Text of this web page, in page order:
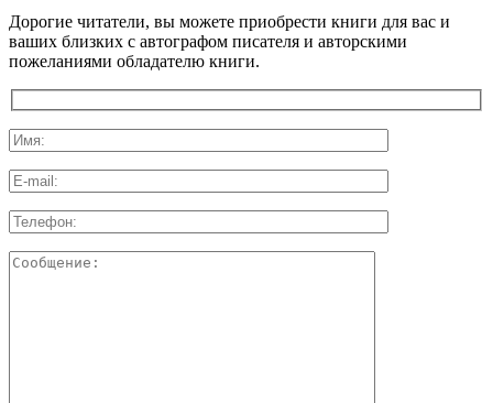
Дорогие читатели, вы можете приобрести книги для вас и
ваших близких с автографом писателя и авторскими
пожеланиями обладателю книги.